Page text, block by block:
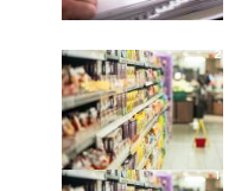
2
1